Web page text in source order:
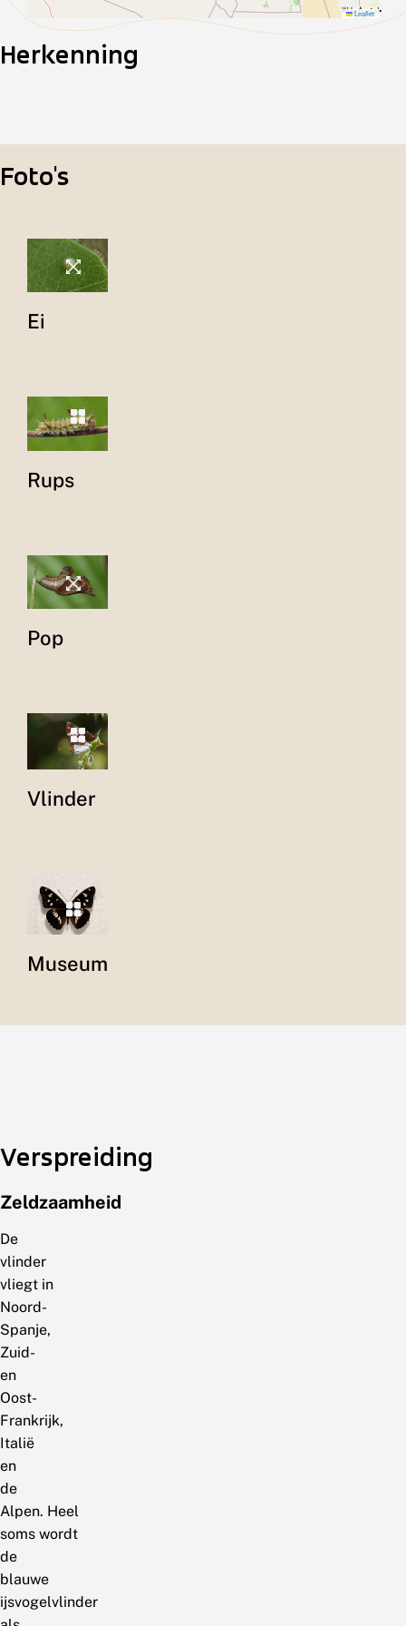
Leaflet .
Herkenning
Foto's
Ei
Rups
Pop
Vlinder
Museum
Verspreiding
Zeldzaamheid
De
vlinder
vliegt in
Noord-
Spanje,
Zuid-
en
Oost-
Frankrijk,
Italië
en
de
Alpen. Heel
soms wordt
de
blauwe
ijsvogelvlinder